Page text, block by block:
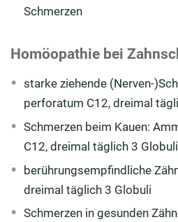
Schmerzen
Homöopathie bei
starke ziehende (Nerven-
perforatum C12, dreimal
Schmerzen beim Kauen:
C12, dreimal täglich 3 Globuli
berührungsempfindliche
dreimal täglich 3 Globuli
Schmerzen in gesunden